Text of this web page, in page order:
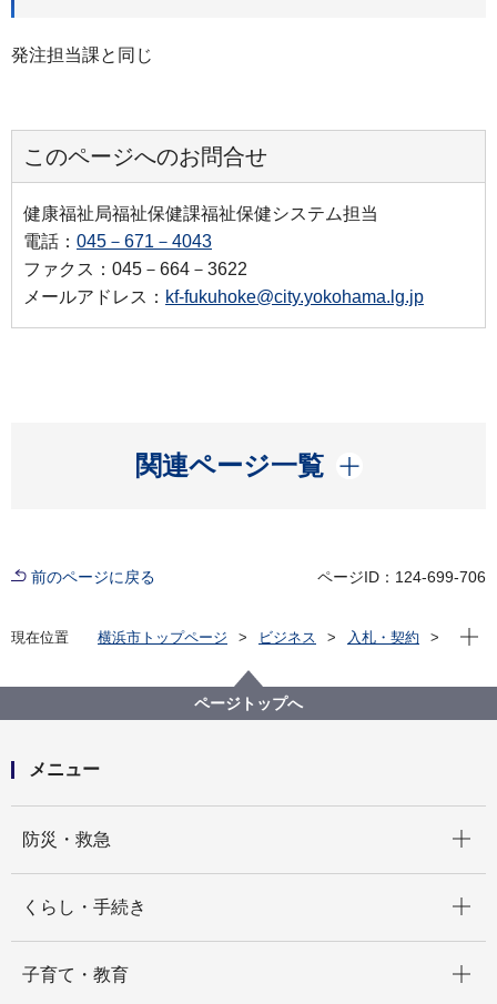
発注担当課と同じ
このページへのお問合せ
健康福祉局福祉保健課福祉保健システム担当
電話： 045－671－4043
ファクス：045－664－3622
メールアドレス： kf-fukuhoke@city.yokohama.lg.jp
関連ページ一覧
開く
前のページに戻る ページID：124-699-706
現在位置 横浜市トップページ ビジネス
入札・契約
【終了しました。】【入札結果掲載】【公募型指名競
争入札】福祉保健システム帳票作成（資材調達を含
現在
ページトップへ
メニュー
防災・救急
くらし・手続き
子育て・教育